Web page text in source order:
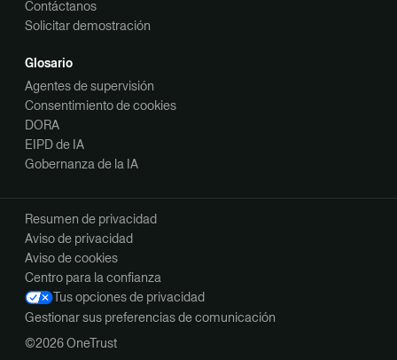
Contáctanos
Solicitar demostración
Glosario
Agentes de supervisión
Consentimiento de cookies
DORA
EIPD de IA
Gobernanza de la IA
©2026 OneTrust
Resumen de privacidad
Aviso de privacidad
Aviso de cookies
Centro para la confianza
Tus opciones de privacidad
Gestionar sus preferencias de comunicación